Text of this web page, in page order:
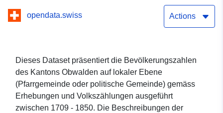
opendata.swiss Actions
Dieses Dataset präsentiert die Bevölkerungszahlen
des Kantons Obwalden auf lokaler Ebene
(Pfarrgemeinde oder politische Gemeinde) gemäss
Erhebungen und Volkszählungen ausgeführt
zwischen 1709 - 1850. Die Beschreibungen der